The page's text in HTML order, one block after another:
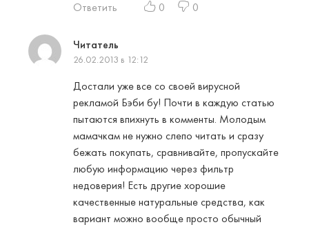
Ответить 0 0
Читатель
26.02.2013 в 12:12
Достали уже все со своей вирусной
рекламой Бэби бу! Почти в каждую статью
пытаются впихнуть в комменты. Молодым
мамачкам не нужно слепо читать и сразу
бежать покупать, сравнивайте, пропускайте
любую информацию через фильтр
недоверия! Есть другие хорошие
качественные натуральные средства, как
вариант можно вообще просто обычный